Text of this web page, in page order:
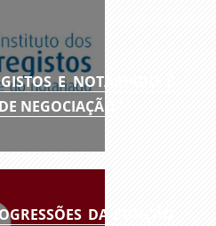
E NOTARIADO É
NEGOCIAÇÃO”
DA FUNÇÃO